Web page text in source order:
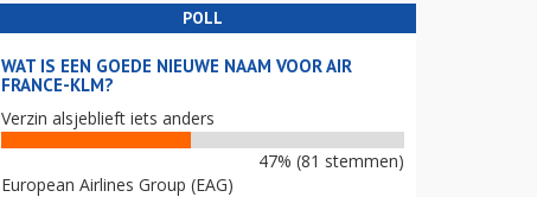
POLL
WAT IS EEN GOEDE NIEUWE NAAM VOOR AIR
FRANCE-KLM?
Verzin alsjeblieft iets anders
47% (81 stemmen)
European Airlines Group (EAG)